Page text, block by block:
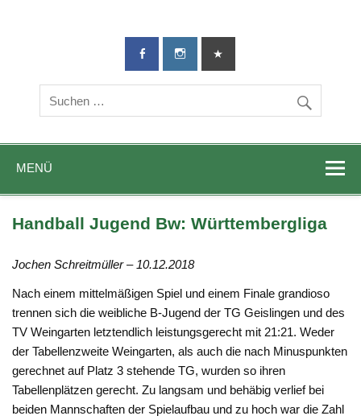
TG-Geislingen
DIE Sportadresse in Geislingen!
MENÜ
Handball Jugend Bw: Württembergliga
Jochen Schreitmüller – 10.12.2018
Nach einem mittelmäßigen Spiel und einem Finale grandioso
trennen sich die weibliche B-Jugend der TG Geislingen und des
TV Weingarten letztendlich leistungsgerecht mit 21:21. Weder
der Tabellenzweite Weingarten, als auch die nach Minuspunkten
gerechnet auf Platz 3 stehende TG, wurden so ihren
Tabellenplätzen gerecht. Zu langsam und behäbig verlief bei
beiden Mannschaften der Spielaufbau und zu hoch war die Zahl